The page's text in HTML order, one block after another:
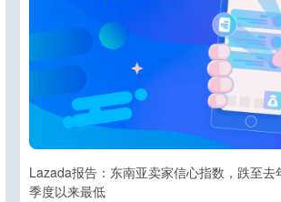
Lazada报告：东南亚卖家信心指数，跌至去
季度以来最低